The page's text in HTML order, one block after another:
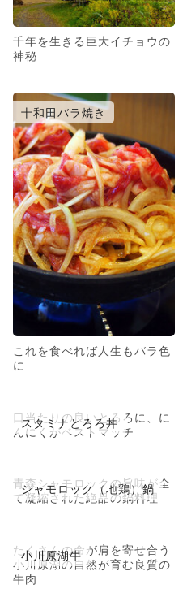
千年を生きる巨大イチョウの
神秘
十和田バラ焼き
これを食べれば人生もバラ色
に
スタミナとろろ丼
口当たりの良いとろろに、に
んにくがベストマッチ
シャモロック（地鶏）鍋
青森シャモロックの旨味が全
て凝縮された絶品の鍋料理
小川原湖牛
たくさんの命が肩を寄せ合う
小川原湖の自然が育む良質の
牛肉